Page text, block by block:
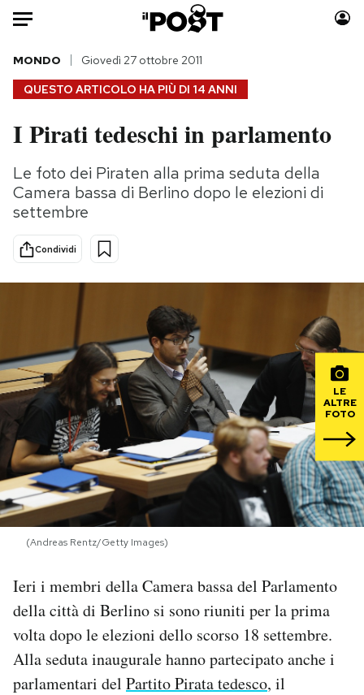
Auto
HOME
Italia
Politica
Tecnologia
Scienza
Moda
Consumismi
Storie/Idee
Mondiali calcio 2026
PODCAST
NEWSLETTER
I MIEI PREFERITI
CALENDARIO
AREA PERSONALE
QUESTO ARTICOLO HA PIÙ DI 14 ANNI
MONDO Giovedì 27 ottobre 2011
I Pirati tedeschi in parlamento
Le foto dei Piraten alla prima seduta della
Camera bassa di Berlino dopo le elezioni di
settembre
Condividi
LE
ALTRE
FOTO
(Andreas Rentz/Getty Images)
Ieri i membri della Camera bassa del Parlamento
della città di Berlino si sono riuniti per la prima
volta dopo le elezioni dello scorso 18 settembre.
Alla seduta inaugurale hanno partecipato anche i
parlamentari del Partito Pirata tedesco, il